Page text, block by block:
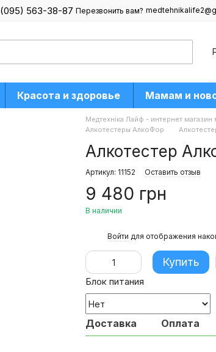
(095) 563-38-87 Перезвонить вам?
Красота и здоровье Мамам и
Медтехніка Лайф - интернет
Алкотестеры АлкоФор
Алкотестер
Артикул: 11152 Оставить отзыв
9 480 грн
В наличии
Войти для отображения
Купить
Блок питания
Доставка Оплата